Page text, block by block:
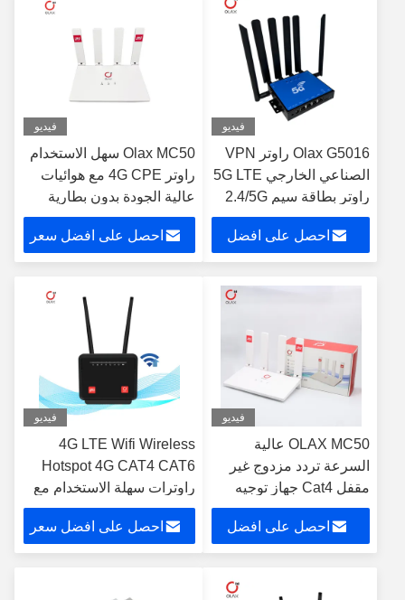
فيديو
Olax G5016 راوتر VPN
الصناعي الخارجي 5G LTE
راوتر بطاقة سيم 2.4/5G
الفيسبوك
احصل على افضل
فيديو
Olax MC50 سهل الاستخدام
راوتر 4G CPE مع هوائيات
عالية الجودة بدون بطارية
لأوروبا آسيا أفريقيا استخدام
نطاق واحداحصل على افضل سعر
فيديو
OLAX MC50 عالية
السرعة تردد مزدوج غير
مقفل Cat4 جهاز توجيه
لاسلكي لاسلكي CPE 4G
LTE مودم
احصل على افضل
فيديو
4G LTE Wifi Wireless
Hotspot 4G CAT4 CAT6
راوترات سهلة الاستخدام مع
فتحة بطاقة SIM واحدة
احصل على افضل سعر